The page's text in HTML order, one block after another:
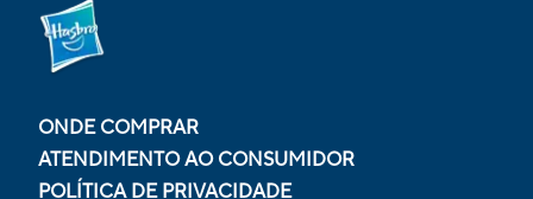
ONDE COMPRAR
ATENDIMENTO AO CONSUMIDOR
POLÍTICA DE PRIVACIDADE